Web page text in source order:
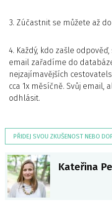
3. Zúčastnit se můžete až
4. Každý, kdo zašle
email zařadíme do
nejzajímavějších
cca 1x měsíčně. Svůj email,
odhlásit.
PŘIDEJ SVOU ZKUŠENOST NEBO
Kateřina